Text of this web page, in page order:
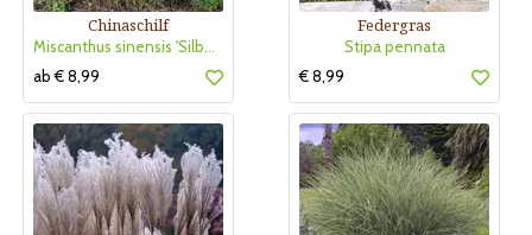
Chinaschilf
Miscanthus sinensis 'Silberfeder'
ab € 8,99
Federgras
Stipa pennata
€ 8,99